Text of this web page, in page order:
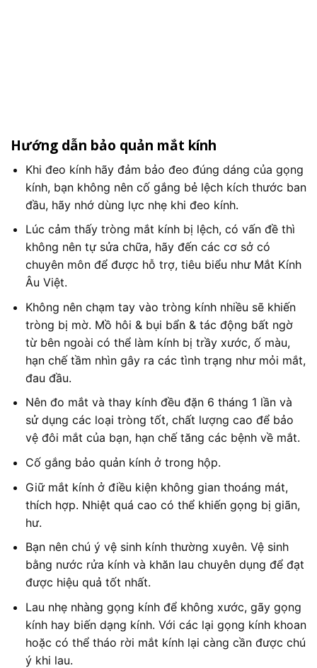
Hướng dẫn bảo quản mắt kính
Khi đeo kính hãy đảm bảo đeo đúng dáng của gọng
kính, bạn không nên cố gắng bẻ lệch kích thước ban
đầu, hãy nhớ dùng lực nhẹ khi đeo kính.
Lúc cảm thấy tròng mắt kính bị lệch, có vấn đề thì
không nên tự sửa chữa, hãy đến các cơ sở có
chuyên môn để được hỗ trợ, tiêu biểu như Mắt Kính
Âu Việt.
Không nên chạm tay vào tròng kính nhiều sẽ khiến
tròng bị mờ. Mồ hôi & bụi bẩn & tác động bất ngờ
từ bên ngoài có thể làm kính bị trầy xước, ố màu,
hạn chế tầm nhìn gây ra các tình trạng như mỏi mắt,
đau đầu.
Nên đo mắt và thay kính đều đặn 6 tháng 1 lần và
sử dụng các loại tròng tốt, chất lượng cao để bảo
vệ đôi mắt của bạn, hạn chế tăng các bệnh về mắt.
Cố gắng bảo quản kính ở trong hộp.
Giữ mắt kính ở điều kiện không gian thoáng mát,
thích hợp. Nhiệt quá cao có thể khiến gọng bị giãn,
hư.
Bạn nên chú ý vệ sinh kính thường xuyên. Vệ sinh
bằng nước rửa kính và khăn lau chuyên dụng để đạt
được hiệu quả tốt nhất.
Lau nhẹ nhàng gọng kính để không xước, gãy gọng
kính hay biến dạng kính. Với các lại gọng kính khoan
hoặc có thể tháo rời mắt kính lại càng cần được chú
ý khi lau.